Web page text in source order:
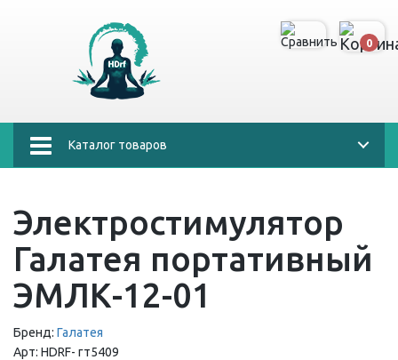
0
Каталог товаров
Электростимулятор
Галатея портативный
ЭМЛК-12-01
Бренд: Галатея
Арт: HDRF- гт5409